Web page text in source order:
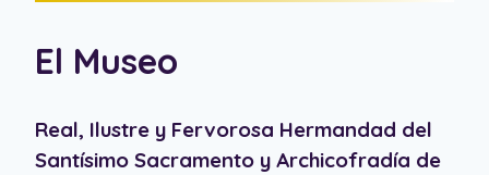
El Museo
Real, Ilustre y Fervorosa Hermandad del
Santísimo Sacramento y Archicofradía de